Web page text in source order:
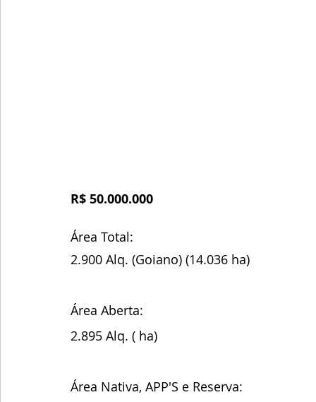
R$ 50.000.000
Área Total:
2.900 Alq. (Goiano) (14.036 ha)
Área Aberta:
2.895 Alq. ( ha)
Área Nativa, APP'S e Reserva: